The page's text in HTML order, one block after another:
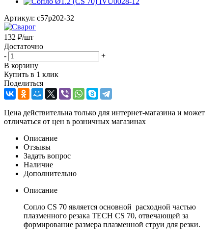
Артикул: c57p202-32
132 ₽/шт
Достаточно
-
+
В корзину
Купить в 1 клик
Поделиться
Цена действительна только для интернет-магазина и может
отличаться от цен в розничных магазинах
Описание
Отзывы
Задать вопрос
Наличие
Дополнительно
Описание
Сопло CS 70 является основной расходной частью
плазменного резака TECH CS 70, отвечающей за
формирование размера плазменной струи для резки.